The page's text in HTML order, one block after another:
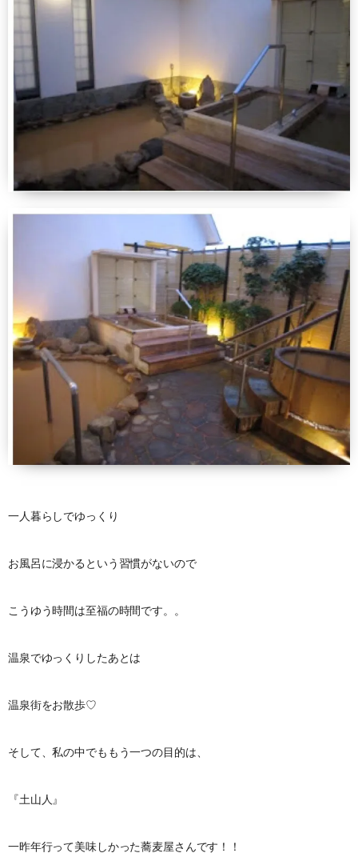
一人暮らしでゆっくり
お風呂に浸かるという習慣がないので
こうゆう時間は至福の時間です。。
温泉でゆっくりしたあとは
温泉街をお散歩♡
そして、私の中でももう一つの目的は、
『土山人』
一昨年行って美味しかった蕎麦屋さんです！！